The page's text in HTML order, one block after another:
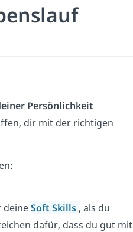
Persönlichkeit
dir mit der richtigen
deineSoft Skills , als du
dafür, dass du gut mit